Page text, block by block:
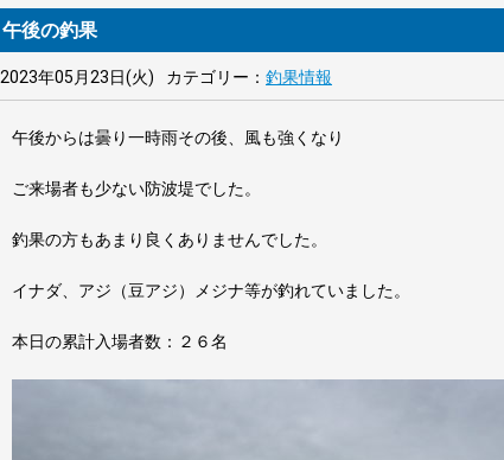
午後の釣果
2023年05月23日(火) カテゴリー： 釣果情報
午後からは曇り一時雨その後、風も強くなり
ご来場者も少ない防波堤でした。
釣果の方もあまり良くありませんでした。
イナダ、アジ（豆アジ）メジナ等が釣れていました。
本日の累計入場者数：２６名